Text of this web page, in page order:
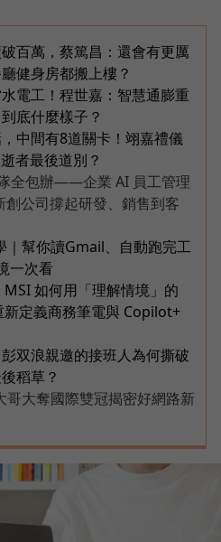
百萬，蔡篤昌：還會有更厲
健身房都搬上樓？
電工！程世嘉：智慧通膨重
底什麼樣子？
中間有8道關卡！翊嘉禮儀
者最後道別？
全包辦——企業 AI 員工管理
創公司撐起研發、銷售到客
幫你讀Gmail、自動跑完工
一次看
如何用「理解情境」的
定義商務筆電與 Copilot+
双浪親邀的接班人為何撕破
稻草？
哥大奪國際雙冠揭密好網路新